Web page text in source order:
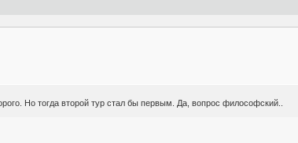
Но тогда второй тур стал бы первым. Да, вопрос философский..